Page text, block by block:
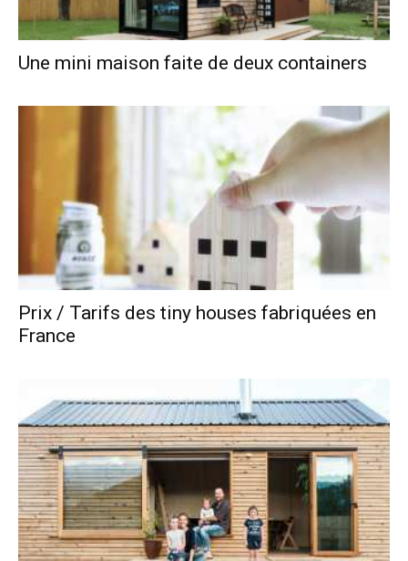
Une mini maison faite de deux containers
Prix / Tarifs des tiny houses fabriquées en
France